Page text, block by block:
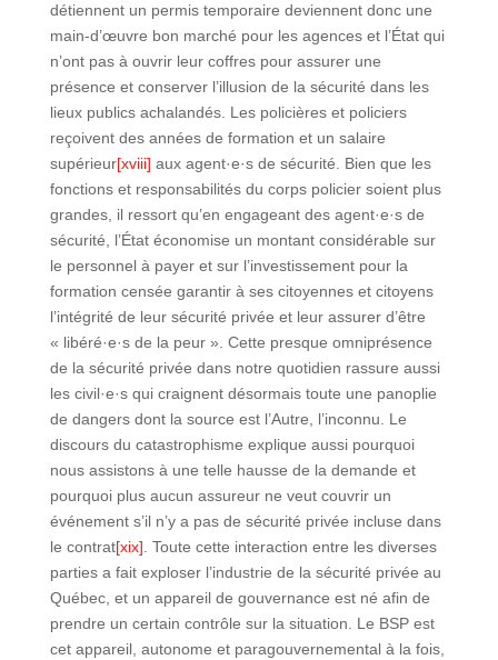
détiennent un permis temporaire deviennent donc une
main-d’œuvre bon marché pour les agences et l’État qui
n’ont pas à ouvrir leur coffres pour assurer une
présence et conserver l’illusion de la sécurité dans les
lieux publics achalandés. Les policières et policiers
reçoivent des années de formation et un salaire
supérieur[xviii] aux agent·e·s de sécurité. Bien que les
fonctions et responsabilités du corps policier soient plus
grandes, il ressort qu’en engageant des agent·e·s de
sécurité, l’État économise un montant considérable sur
le personnel à payer et sur l’investissement pour la
formation censée garantir à ses citoyennes et citoyens
l’intégrité de leur sécurité privée et leur assurer d’être
« libéré·e·s de la peur ». Cette presque omniprésence
de la sécurité privée dans notre quotidien rassure aussi
les civil·e·s qui craignent désormais toute une panoplie
de dangers dont la source est l’Autre, l’inconnu. Le
discours du catastrophisme explique aussi pourquoi
nous assistons à une telle hausse de la demande et
pourquoi plus aucun assureur ne veut couvrir un
événement s’il n’y a pas de sécurité privée incluse dans
le contrat[xix] . Toute cette interaction entre les diverses
parties a fait exploser l’industrie de la sécurité privée au
Québec, et un appareil de gouvernance est né afin de
prendre un certain contrôle sur la situation. Le BSP est
cet appareil, autonome et paragouvernemental à la fois,